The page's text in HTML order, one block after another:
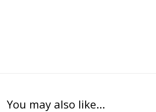
You may also like...